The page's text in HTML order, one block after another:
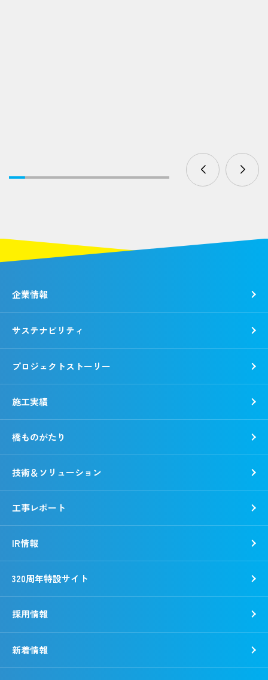
企業情報
動画で知る錢高組
事業所一覧
野村胡堂・あらえびす記念館
サステナビリティ
CSR報告書
社会
プロジェクトストーリー
施工実績
橋ものがたり
技術＆ソリューション
工事レポート
IR情報
320周年特設サイト
採用情報
新着情報